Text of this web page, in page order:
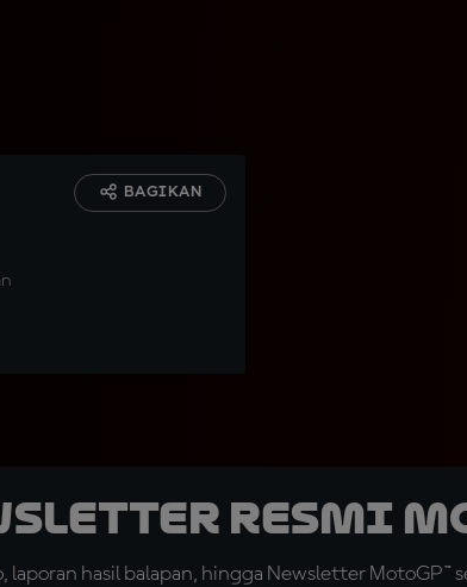
BAGIKAN
Resmi
hasil balapan, hingga Newsletter MotoGP™